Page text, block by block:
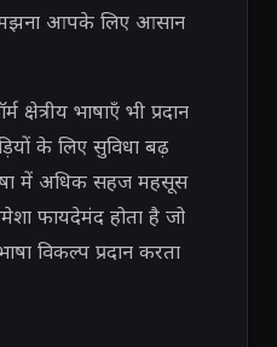
आपके लिए आसान
भाषाएँ भी प्रदान
के लिए सुविधा बढ़
में अधिक सहज महसूस
फायदेमंद होता है जो
विकल्प प्रदान करता